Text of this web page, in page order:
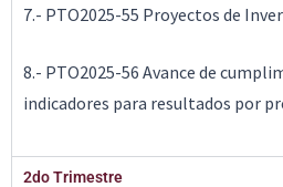
7.- PTO2025-55 Proyectos de
8.- PTO2025-56 Avance de
indicadores para resultados por
2do Trimestre